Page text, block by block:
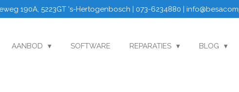
190A, 5223GT 's-Hertogenbosch | 073-6234880 |
AANBOD SOFTWARE REPARATIES BLOG